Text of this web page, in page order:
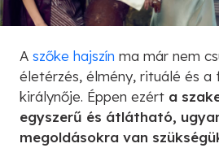
A szőke hajszín ma már nem
életérzés, élmény, rituálé és a
királynője. Éppen ezért a
egyszerű és átlátható,
megoldásokra van